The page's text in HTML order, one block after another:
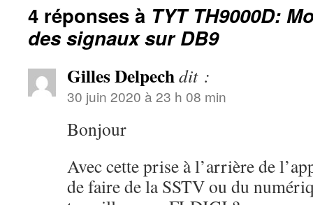
4 réponses à TYT TH9000D:
des signaux sur DB9
Gilles Delpechdit :
30 juin 2020 à 23 h 08 min
Bonjour
Avec cette prise à l’arrière de
de faire de la SSTV ou du